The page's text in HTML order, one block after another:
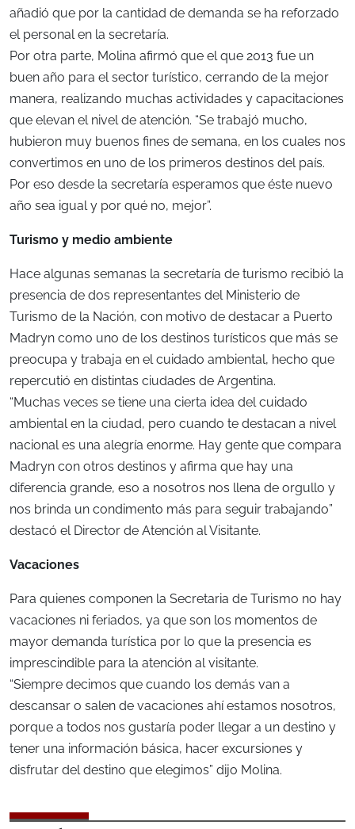
añadió que por la cantidad de demanda se ha reforzado
el personal en la secretaría.
Por otra parte, Molina afirmó que el que 2013 fue un
buen año para el sector turístico, cerrando de la mejor
manera, realizando muchas actividades y capacitaciones
que elevan el nivel de atención. “Se trabajó mucho,
hubieron muy buenos fines de semana, en los cuales nos
convertimos en uno de los primeros destinos del país.
Por eso desde la secretaría esperamos que éste nuevo
año sea igual y por qué no, mejor”.
Turismo y medio ambiente
Hace algunas semanas la secretaría de turismo recibió la
presencia de dos representantes del Ministerio de
Turismo de la Nación, con motivo de destacar a Puerto
Madryn como uno de los destinos turísticos que más se
preocupa y trabaja en el cuidado ambiental, hecho que
repercutió en distintas ciudades de Argentina.
“Muchas veces se tiene una cierta idea del cuidado
ambiental en la ciudad, pero cuando te destacan a nivel
nacional es una alegría enorme. Hay gente que compara
Madryn con otros destinos y afirma que hay una
diferencia grande, eso a nosotros nos llena de orgullo y
nos brinda un condimento más para seguir trabajando”
destacó el Director de Atención al Visitante.
Vacaciones
Para quienes componen la Secretaria de Turismo no hay
vacaciones ni feriados, ya que son los momentos de
mayor demanda turística por lo que la presencia es
imprescindible para la atención al visitante.
“Siempre decimos que cuando los demás van a
descansar o salen de vacaciones ahí estamos nosotros,
porque a todos nos gustaría poder llegar a un destino y
tener una información básica, hacer excursiones y
disfrutar del destino que elegimos” dijo Molina.